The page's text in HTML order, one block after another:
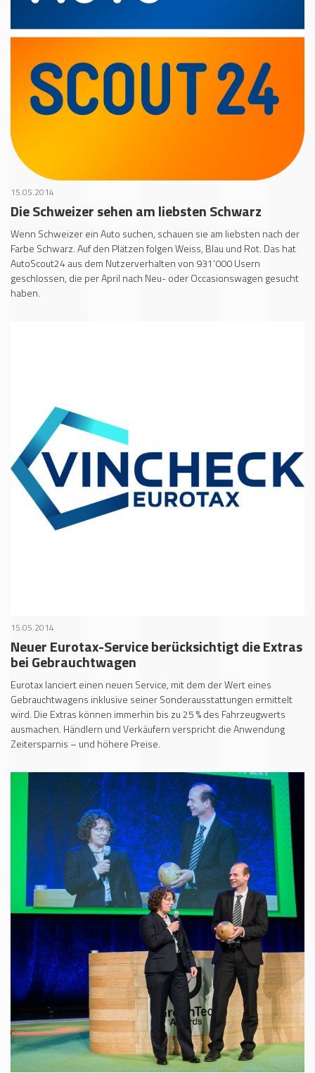
15.05.2014
Die Schweizer sehen am liebsten Schwarz
Wenn Schweizer ein Auto suchen, schauen sie am liebsten nach der
Farbe Schwarz. Auf den Plätzen folgen Weiss, Blau und Rot. Das hat
AutoScout24 aus dem Nutzerverhalten von 931‘000 Usern
geschlossen, die per April nach Neu- oder Occasionswagen gesucht
haben.
15.05.2014
Neuer Eurotax-Service berücksichtigt die Extras
bei Gebrauchtwagen
Eurotax lanciert einen neuen Service, mit dem der Wert eines
Gebrauchtwagens inklusive seiner Sonderausstattungen ermittelt
wird. Die Extras können immerhin bis zu 25 % des Fahrzeugwerts
ausmachen. Händlern und Verkäufern verspricht die Anwendung
Zeitersparnis – und höhere Preise.